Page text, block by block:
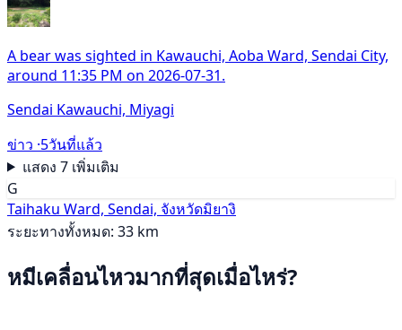
A bear was sighted in Kawauchi, Aoba Ward, Sendai City,
around 11:35 PM on 2026-07-31.
Sendai Kawauchi, Miyagi
ข่าว ·5วันที่แล้ว
แสดง 7 เพิ่มเติม
G
Taihaku Ward, Sendai, จังหวัดมิยางิ
ระยะทางทั้งหมด: 33 km
หมีเคลื่อนไหวมากที่สุดเมื่อไหร่?